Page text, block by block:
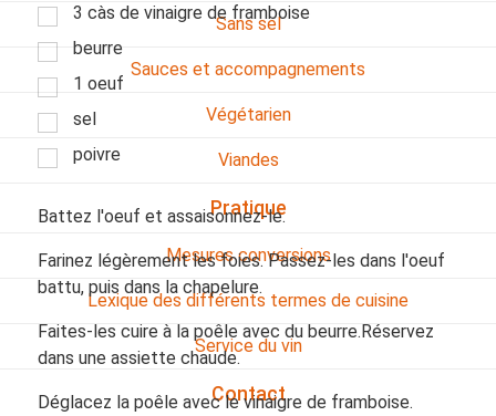
Sans sel
Sauces et accompagnements
Végétarien
Viandes
Pratique
Mesures conversions
Lexique des différents termes de cuisine
Service du vin
Contact
3 càs de vinaigre de framboise
beurre
1 oeuf
sel
poivre
Battez l'oeuf et assaisonnez-le.
Farinez légèrement les foies. Passez-les dans l'oeuf
battu, puis dans la chapelure.
Faites-les cuire à la poêle avec du beurre.Réservez
dans une assiette chaude.
Déglacez la poêle avec le vinaigre de framboise.